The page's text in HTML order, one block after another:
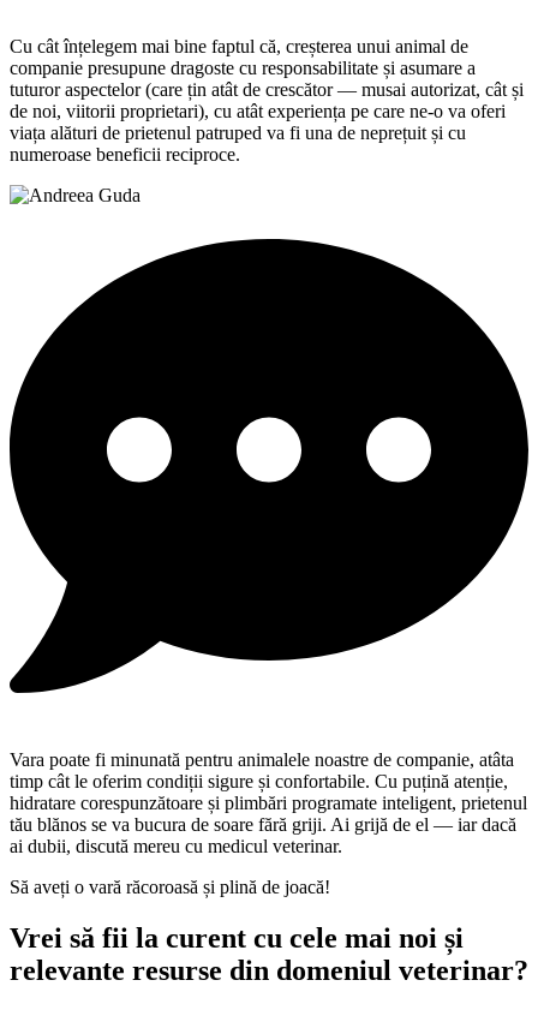
Cu cât înțelegem mai bine faptul că, creșterea unui animal de
companie presupune dragoste cu responsabilitate și asumare a
tuturor aspectelor (care țin atât de crescător — musai autorizat, cât și
de noi, viitorii proprietari), cu atât experiența pe care ne-o va oferi
viața alături de prietenul patruped va fi una de neprețuit și cu
numeroase beneficii reciproce.
Vara poate fi minunată pentru animalele noastre de companie, atâta
timp cât le oferim condiții sigure și confortabile. Cu puțină atenție,
hidratare corespunzătoare și plimbări programate inteligent, prietenul
tău blănos se va bucura de soare fără griji. Ai grijă de el — iar dacă
ai dubii, discută mereu cu medicul veterinar.
Să aveți o vară răcoroasă și plină de joacă!
Vrei să fii la curent cu cele mai noi și
relevante resurse din domeniul veterinar?